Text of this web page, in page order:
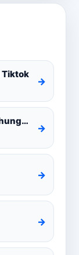
Tiktok
→
Api Aye Hamunowenaimashi Amarathunga Cover
→
→
→